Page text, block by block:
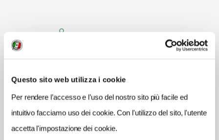
Questo sito web utilizza i cookie
Per rendere l’accesso e l’uso del nostro sito più facile ed
intuitivo facciamo uso dei cookie. Con l'utilizzo del sito, l'utente
accetta l'impostazione dei cookie.
Vedi su Google Maps